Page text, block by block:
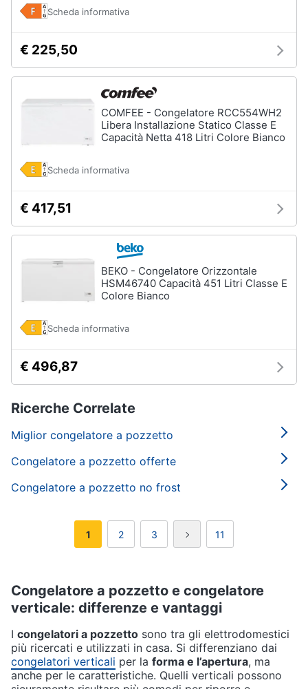
Scheda informativa
€ 225,50
COMFEE - Congelatore RCC554WH2
Libera Installazione Statico Classe E
Capacità Netta 418 Litri Colore Bianco
Scheda informativa
€ 417,51
BEKO - Congelatore Orizzontale
HSM46740 Capacità 451 Litri Classe E
Colore Bianco
Scheda informativa
€ 496,87
Ricerche Correlate
Miglior congelatore a pozzetto
Congelatore a pozzetto offerte
Congelatore a pozzetto no frost
1 2 3 11
Congelatore a pozzetto e congelatore
verticale: differenze e vantaggi
I congelatori a pozzetto sono tra gli elettrodomestici
più ricercati e utilizzati in casa. Si differenziano dai
congelatori verticali per la forma e l’apertura, ma
anche per le caratteristiche. Quelli verticali possono